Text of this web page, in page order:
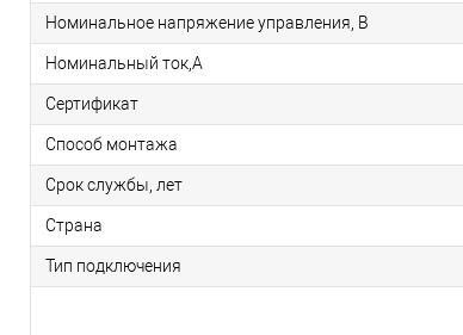
Номинальное напряжение управления, В
Номинальный ток,А
Сертификат
Способ монтажа
Срок службы, лет
Страна
Тип подключения